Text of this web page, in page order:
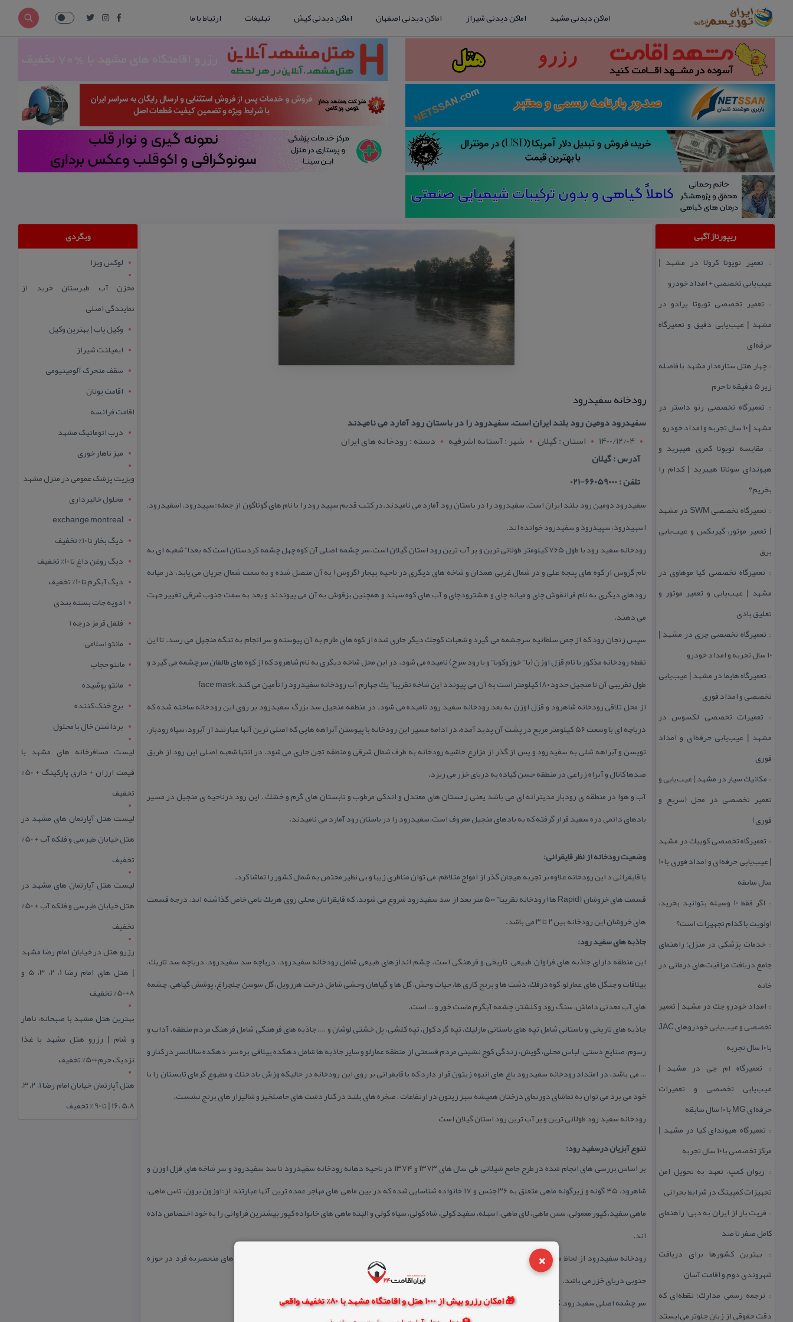
×
🎁 امکان رزرو بیش از 1000 هتل و اقامتگاه مشهد با 80% تخفیف واقعی
اماکن دیدنی مشهد اماکن دیدنی شیراز اماکن دیدنی اصفهان اماکن دیدنی کیش تبلیغات ارتباط با ما
ریپورتاژ آگهی
:: تعمیر تویوتا كرولا در مشهد |
عیب‌یابی تخصصی + امداد خودرو
:: تعمیر تخصصی تویوتا پرادو در
مشهد | عیب‌یابی دقیق و تعمیرگاه
حرفه‌ای
::چهار هتل‌ ستاره‌دار مشهد با فاصله
زیر 5 دقیقه تا حرم
:: تعمیرگاه تخصصی رنو داستر در
مشهد | ۱۰ سال تجربه و امداد خودرو
:: مقایسه تویوتا كمری هیبرید و
هیوندای سوناتا هیبرید | كدام را
بخریم؟
::
تعمیرگاه تخصصی SWM در مشهد
| تعمیر موتور، گیربكس و عیب‌یابی
برق
:: تعمیرگاه تخصصی كیا موهاوی در
مشهد | عیب‌یابی و تعمیر موتور و
تعلیق بادی
:: تعمیرگاه تخصصی چری در مشهد |
۱۰ سال تجربه و امداد خودرو
:: تعمیرگاه هایما در مشهد | عیب‌یابی
تخصصی و امداد فوری
:: تعمیرات تخصصی لكسوس در
مشهد | عیب‌یابی حرفه‌ای و امداد
فوری
:: مكانیك سیار در مشهد | عیب‌یابی و
تعمیر تخصصی در محل (سریع و
فوری)
:: تعمیرگاه تخصصی كوییك در مشهد
| عیب‌یابی حرفه‌ای و امداد فوری با ۱۰
سال سابقه
::
اگر فقط 10 وسیله بتوانید بخرید،
اولویت با كدام تجهیزات است؟
:: خدمات پزشكی در منزل؛ راهنمای
جامع دریافت مراقبت‌های درمانی در
خانه
:: امداد خودرو جك در مشهد | تعمیر
تخصصی و عیب‌یابی خودروهای JAC
با ۱۰ سال تجربه
:: تعمیرگاه ام جی در مشهد |
عیب‌یابی تخصصی و تعمیرات
حرفه‌ای MG با ۱۰ سال سابقه
:: تعمیرگاه هیوندای كیا در مشهد |
مركز تخصصی با ۱۰ سال تجربه
:: ریوان كمپ، تعهد به تحویل امن
تجهیزات كمپینگ در شرایط بحرانی
:: فریت بار از ایران به دبی؛ راهنمای
كامل صفر تا صد
:: بهترین كشورها برای دریافت
شهروندی دوم و اقامت آسان
:: ترجمه رسمی مدارك؛ نقطه‌ای كه
دقت حقوقی از زبان جلوتر می‌ایستد
رودخانه سفیدرود
سفیدرود دومین رود بلند ایران است. سفیدرود را در باستان رود آمارد می نامیدند
1400/12/04
استان : گيلان شهر : آستانه اشرفيه
دسته : رودخانه های ایران
آدرس : گیلان
تلفن : 66059000-021
سفیدرود دومین رود بلند ایران است. سفیدرود را در باستان رود آمارد می نامیدند.در كتب قدیم سپید رود را با نام های گوناگون از جمله:سپیدرود، اسفیدرود،
اسبیذروذ، سپیذروذ و سفیدرود خوانده اند.
رودخانه سفید رود با طول ۷۶۵ كیلومتر طولانی ترین و پر آب ترین رود استان گیلان است.سر چشمه اصلی آن كوه چهل چشمه كردستان است كه بعدا” شعبه ای به
نام گروس از كوه های پنجه علی و در شمال غربی همدان و شاخه های دیگری در ناحیه بیجار (گروس) به آن متصل شده و به سمت شمال جریان می یابد. در میانه
رودهای دیگری به نام قرانقوش چای و میانه چای و هشترودچای و آب های كوه سهند و همچنین بزقوش به آن می پیوندند و بعد به سمت جنوب شرقی تغییر جهت
می دهند.
سپس زنجان رود كه از چمن سلطانیه سرچشمه می گیرد و شعبات كوچك دیگر جاری شده از كوه های طارم به آن پیوسته و سر انجام به تنگه منجیل می رسد. تا این
نقطه رودخانه مذكور با نام قزل اوزن (یا ” خوزوكویا” و یا رود سرخ) نامیده می شود. در این محل شاخه دیگری به نام شاهرود كه از كوه های طالقان سرچشمه می گیرد و
طول تقریبی آن تا منجیل حدود ۱۸۰ كیلومتر است به آن می پیوندد این شاخه تقریبا” یك چهارم آب رودخانه سفیدرود را تأمین می كند.face mask
از محل تلاقی رودخانه شاهرود و قزل اوزن به بعد رودخانه سفید رود نامیده می شود. در منطقه منجیل سد بزرگ سفیدرود بر روی این رودخانه ساخته شده كه
دریاچه ای با وسعت ۵۶ كیلومتر مربع در پشت آن پدید آمده، در ادامه مسیر این رودخانه با پیوستن آبراهه هایی كه اصلی ترین آنها عبارتند از آبرود، سیاه رودبار،
تویسن و آبراهه شلی به سفیدرود و پس از گذر از مزارع حاشیه رودخانه به طرف شمال شرقی و منطقه تجن جاری می شود. در انتها شعبه اصلی این رود از طریق
صدها كانال و آبراه زراعی در منطقه حسن كیاده به دریای خزر می ریزد.
آب و هوا در منطقه ی رودبار مدیترانه ای می باشد یعنی زمستان های معتدل و اندكی مرطوب و تابستان های گرم و خشك . این رود درناحیه ی منجیل در مسیر
بادهای دائمی دره سفید قرار گرفته كه به بادهای منجیل معروف است.سفیدرود را در باستان رود آمارد می نامیدند.
وضعیت رودخانه از نظر قایقرانی:
با قایقرانی د این رودخانه علاوه بر تجربه هیجان گذر از امواج متلاطم، می توان مناظری زیبا و بی نظیر مختص به شمال كشور را تماشا كرد.
قسمت های خروشان (Rapid ها) رودخانه تقریبا” ۵۰۰ متر بعد از سد سفیدرود شروع می شوند، كه قایقرانان محلی روی هریك نامی خاص گذاشته اند. درجه قسمت
های خروشان این رودخانه بین ۲ تا ۳ می باشد.
جاذبه های سفید رود:
این منطقه دارای جاذبه های فراوان طبیعی، تاریخی و فرهنگی است. چشم اندازهای طبیعی شامل رودخانه سفیدرود، دریاچه سد سفیدرود، دریاچه سد تاریك،
ییلاقات و جنگل های عمارلو، كوه درفك، دشت ها و برنج كاری ها، حیات وحش، گل ها و گیاهان وحشی شامل درخت هرزویل، گل سوسن چلچراغ، پوشش گیاهی، چشمه
های آب معدنی داماش، سنگ رود و كلشتر، چشمه آبگرم ماست خور و … است.
جاذبه های تاریخی و باستانی شامل تپه های باستانی مارلیك، تپه گرد كول، تپه كلشی، پل خشتی لوشان و …. جاذبه های فرهنگی شامل فرهنگ مردم منطقه، آداب و
رسوم، صنایع دستی، لباس محلی، گویش، زندگی كوچ نشینی مردم قسمتی از منطقه عمارلو و سایر جاذبه ها شامل دهكده ییلاقی بره سر، دهكده سالانسر در كنار و
… می باشد. در امتداد رودخانه سفیدرود باغ های انبوه زیتون قرار دارد كه با قایقرانی بر روی این رودخانه در حالیكه وزش باد خنك و مطبوع گرمای تابستان را با
خود می برد می توان به تماشای دورنمای درختان همیشه سبز زیتون در ارتفاعات ، صخره های بلند در كنار دشت های حاصلخیز و شالیزار های برنج نشست.
رودخانه سفید رود طولانی ترین و پر آب ترین رود استان گیلان است
تنوع آبزیان درسفید رود:
بر اساس بررسی های انجام شده در طرح جامع شیلاتی طی سال های ۱۳۷۳ و ۱۳۷۴ در ناحیه دهانه رودخانه سفیدرود تا سد سفیدرود و سر شاخه های قزل اوزن و
شاهرود، ۴۵ گونه و زیرگونه ماهی متعلق به ۳۶ جنس و ۱۷ خانواده شناسایی شده كه در بین ماهی های مهاجر عمده ترین آنها عبارتند از:اوزون برون، تاس ماهی،
ماهی سفید، كپور معمولی، سس ماهی، لای ماهی، اسبله، سفید كولی، شاه كولی، سیاه كولی و البته ماهی های خانواده كپور بیشترین فراوانی را به خود اختصاص داده
اند.
رودخانه سفیدرود از لحاظ مهاجرت و زاد و ولد آبزیان بخصوص گونه های ماهیان خاویاری و گونه های ماهیان استخوانی از رودخانه های منحصربه فرد در حوزه
جنوبی دریای خزر می باشد.
سر چشمه اصلی سفید رود، كوه چهل چشمه كردستان است.
وبگردی
لوکس ویزا
مخزن آب طبرستان خرید از
نمایندگی اصلی
وکیل یاب | بهترین وکیل
ایمپلنت شیراز
سقف متحرک آلومینیومی
اقامت یونان
اقامت فرانسه
درب اتوماتیک مشهد
میز ناهار خوری
ویزیت پزشک عمومی در منزل مشهد
محلول خالبرداری
exchange montreal
دیگ بخار تا 10% تخفیف
دیگ روغن داغ تا 10% تخفیف
دیگ آبگرم تا 10% تخفیف
ادویه جات بسته بندی
فلفل قرمز درجه 1
مانتو اسلامی
مانتو حجاب
مانتو پوشیده
برج خنک کننده
برداشتن خال با محلول
لیست مسافرخانه های مشهد با
قیمت ارزان + داری پارکینگ + 50%
تخفیف
لیست هتل آپارتمان های مشهد در
هتل خیابان طبرسی و فلکه آب + 50%
تخفیف
لیست هتل آپارتمان های مشهد در
هتل خیابان طبرسی و فلکه آب + 50%
تخفیف
رزرو هتل در خیابان امام رضا مشهد
| هتل‌ های امام رضا 1، 2، 3، 5 و
8+50% تخفیف
بهترین هتل مشهد با صبحانه، ناهار
و شام | رزرو هتل مشهد با غذا
نزدیک حرم+50% تخفیف
هتل آپارتمان خیابان امام رضا 1، 2، 3،
5،8 ،16 | تا 90 % تخفیف